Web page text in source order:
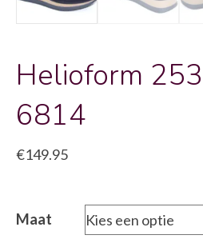
Helioform
6814
€149.95
Maat